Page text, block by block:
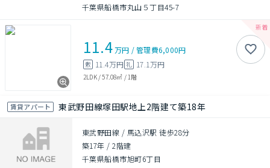
千葉県船橋市丸山５丁目45-7
11.4万円 /管理費6,000円
敷 11.4万円 礼 17.1万円
2LDK/57.08㎡ / 1階
賃貸アパート 東武野田線塚田駅地上2階建て築18年
東武野田線 / 馬込沢駅 徒歩28分
築17年 /2階建
千葉県船橋市旭町6丁目